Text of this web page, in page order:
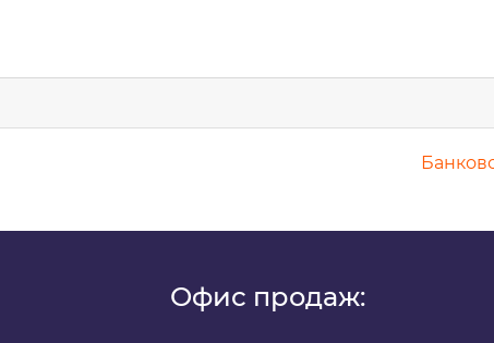
Офис продаж: